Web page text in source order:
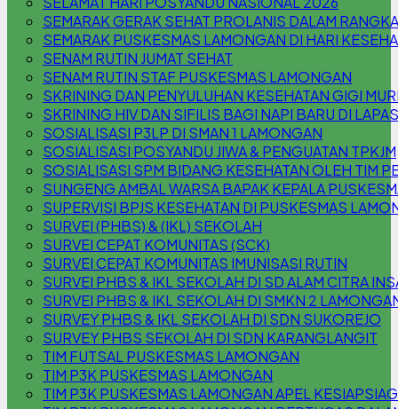
SEMARAK GERAK SEHAT PROLANIS DALAM
SEMARAK PUSKESMAS LAMONGAN DI HARI
SENAM RUTIN JUMAT SEHAT
SENAM RUTIN STAF PUSKESMAS LAMONGAN
SKRINING DAN PENYULUHAN KESEHATAN GIGI
SKRINING HIV DAN SIFILIS BAGI NAPI BARU DI LAPAS
SOSIALISASI P3LP DI SMAN 1 LAMONGAN
SOSIALISASI POSYANDU JIWA & PENGUATAN TPKJM
SOSIALISASI SPM BIDANG KESEHATAN OLEH TIM
SUNGENG AMBAL WARSA BAPAK KEPALA
SUPERVISI BPJS KESEHATAN DI PUSKESMAS
SURVEI (PHBS) & (IKL) SEKOLAH
SURVEI CEPAT KOMUNITAS (SCK)
SURVEI CEPAT KOMUNITAS IMUNISASI RUTIN
SURVEI PHBS & IKL SEKOLAH DI SD ALAM CITRA
SURVEI PHBS & IKL SEKOLAH DI SMKN 2
SURVEY PHBS & IKL SEKOLAH DI SDN SUKOREJO
SURVEY PHBS SEKOLAH DI SDN KARANGLANGIT
TIM FUTSAL PUSKESMAS LAMONGAN
TIM P3K PUSKESMAS LAMONGAN
TIM P3K PUSKESMAS LAMONGAN APEL